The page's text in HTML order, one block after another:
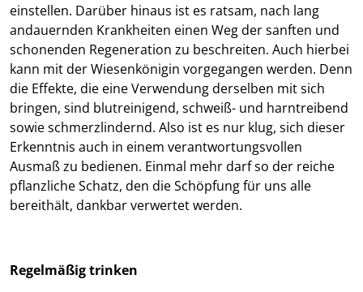
einstellen. Darüber hinaus ist es ratsam, nach lang
andauernden Krankheiten einen Weg der sanften und
schonenden Regeneration zu beschreiten. Auch hierbei
kann mit der Wiesenkönigin vorgegangen werden. Denn
die Effekte, die eine Verwendung derselben mit sich
bringen, sind blutreinigend, schweiß- und harntreibend
sowie schmerzlindernd. Also ist es nur klug, sich dieser
Erkenntnis auch in einem verantwortungsvollen
Ausmaß zu bedienen. Einmal mehr darf so der reiche
pflanzliche Schatz, den die Schöpfung für uns alle
bereithält, dankbar verwertet werden.
Regelmäßig trinken